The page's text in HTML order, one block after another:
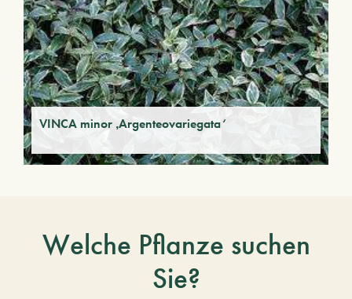
VINCA minor ‚Argenteovariegata‘
Welche Pflanze suchen
Sie?